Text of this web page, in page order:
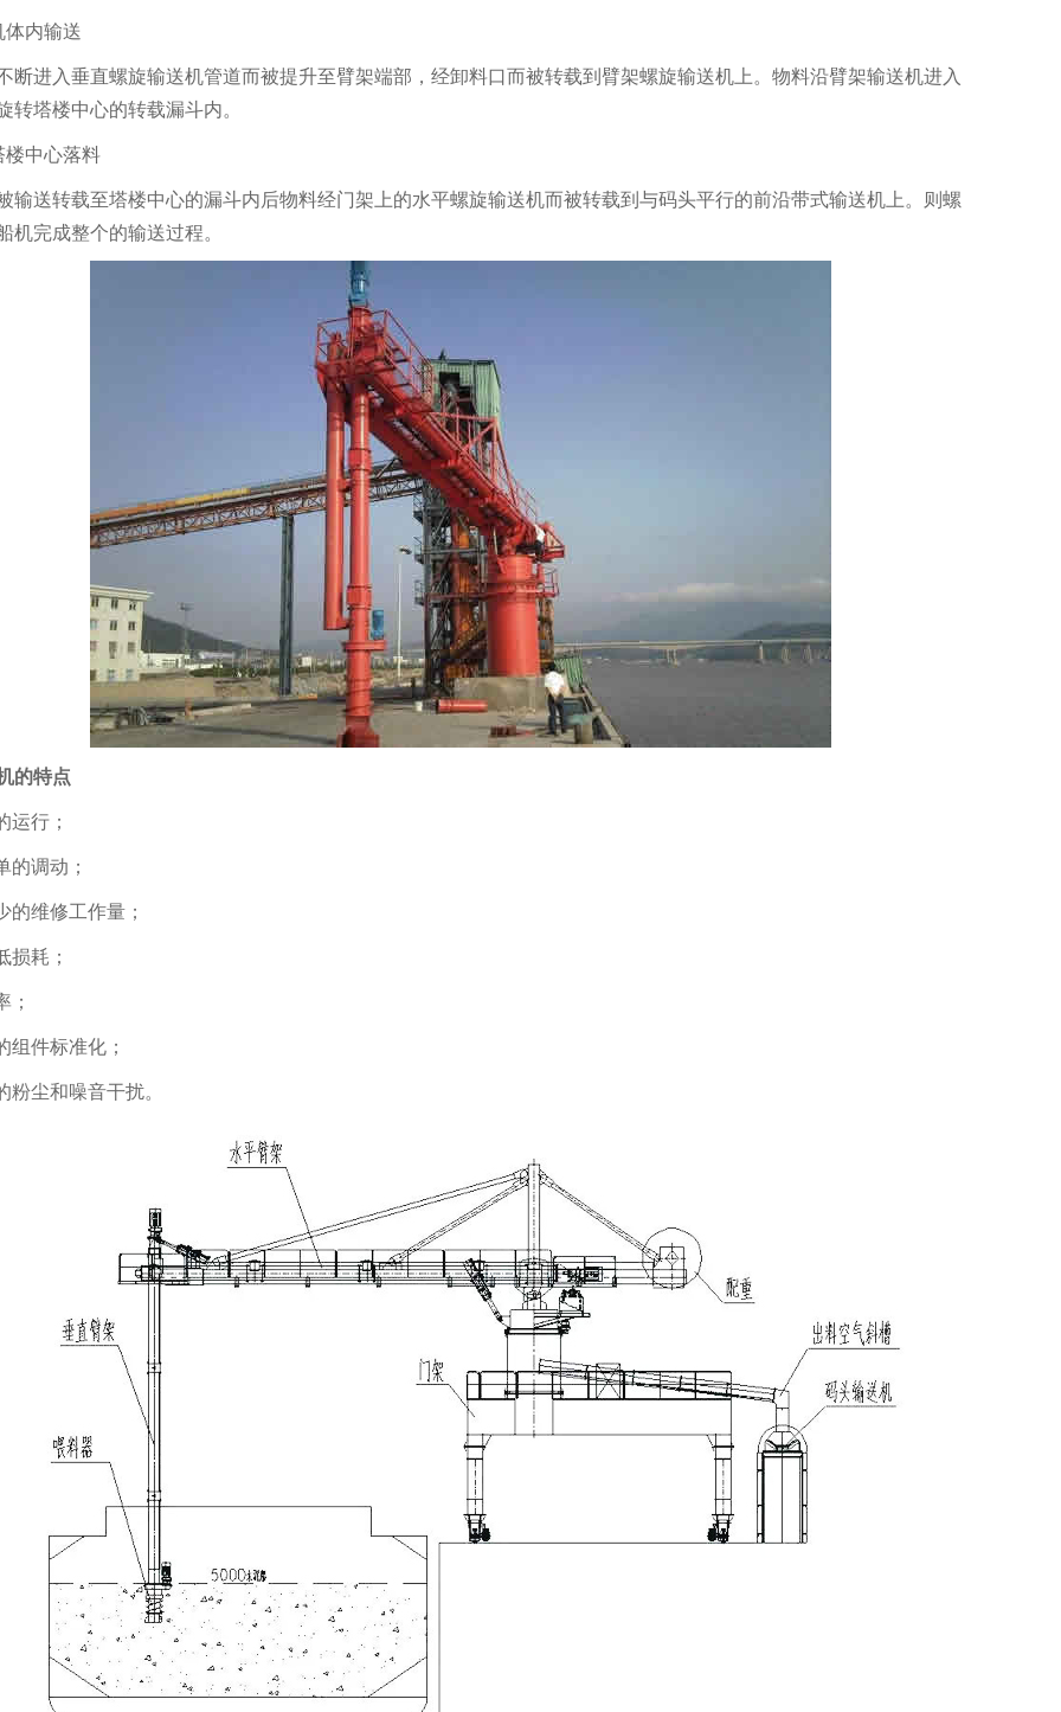
内输送
断进入垂直螺旋输送机管道而被提升至臂架端部，经卸料口而被转载到臂架螺旋输送机上。物料沿臂架输送机进入
转塔楼中心的转载漏斗内。
楼中心落料
输送转载至塔楼中心的漏斗内后物料经门架上的水平螺旋输送机而被转载到与码头平行的前沿带式输送机上。则螺
机完成整个的输送过程。
的特点
运行；
的调动；
的维修工作量；
损耗；
；
组件标准化；
粉尘和噪音干扰。